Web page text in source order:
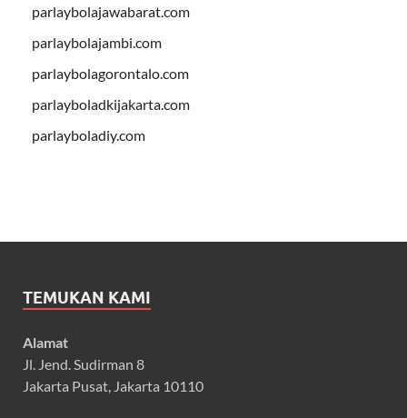
parlaybolajawabarat.com
parlaybolajambi.com
parlaybolagorontalo.com
parlayboladkijakarta.com
parlayboladiy.com
TEMUKAN KAMI
Alamat
Jl. Jend. Sudirman 8
Jakarta Pusat, Jakarta 10110